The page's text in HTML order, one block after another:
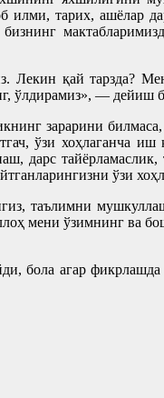
илми, тарих, ашёлар
қай тарзда?
ўлдирамиз», — дейиш
зарарини
ўзи хоҳлаганча
дарс
ўзи
таълимни
мени ўзимнинг ва
бола агар